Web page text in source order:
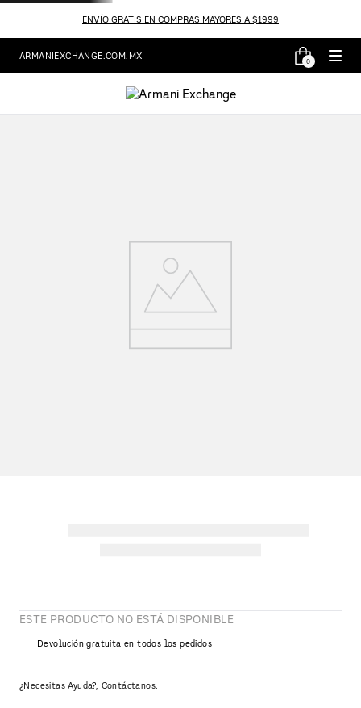
ENVÍO GRATIS EN COMPRAS MAYORES A $1999
ARMANIEXCHANGE.COM.MX 0
ESTE PRODUCTO NO ESTÁ DISPONIBLE
Devolución gratuita en todos los pedidos
¿Necesitas Ayuda?, Contáctanos.